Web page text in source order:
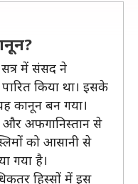
सत्र में संसद ने
किया था। इसके
कानून बन गया।
और अफगानिस्तान से
को आसानी से
गया है।
हिस्सों में इस